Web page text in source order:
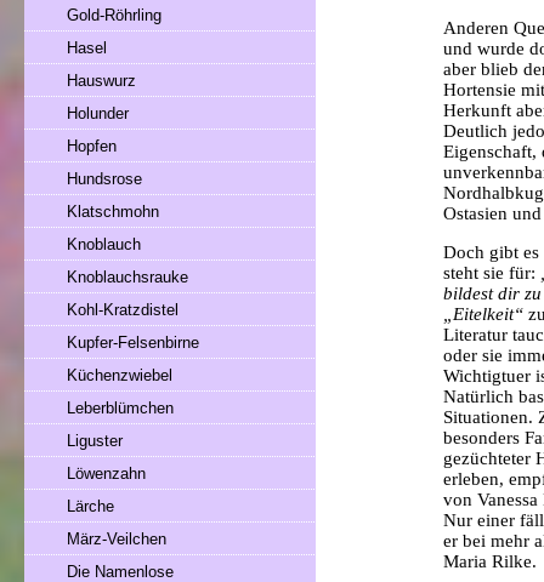
Anderen
und wurde
aber blieb
Hortensie
Herkunft
Deutlich
Eigenschaft,
Ostasien
Doch gibt es
steht sie für:
bildest dir
„Eitelkeit“
Literatur
oder sie
Wichtigtuer
Natürlich
Situationen.
besonders
gezüchteter
erleben,
von
Nur einer
er bei mehr
Maria Rilke.
Gold-Röhrling
Hasel
Hauswurz
Holunder
Hopfen
Hundsrose
Klatschmohn
Knoblauch
Knoblauchsrauke
Kohl-Kratzdistel
Kupfer-Felsenbirne
Küchenzwiebel
Leberblümchen
Liguster
Löwenzahn
Lärche
März-Veilchen
Die Namenlose